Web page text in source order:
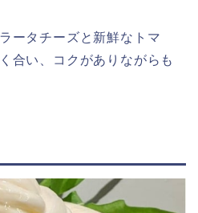
ータチーズと新鮮なトマ
合い、コクがありながらも